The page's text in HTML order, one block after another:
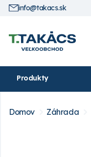
info@takacs.sk
Produkty
Domov Záhrada